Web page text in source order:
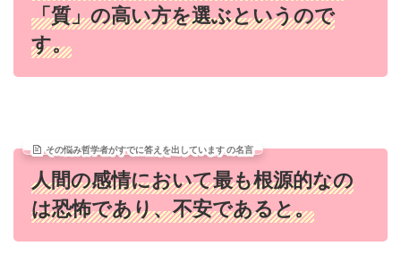
「質」の高い方を選ぶというので
す。
その悩み哲学者がすでに答えを出しています の名言
人間の感情において最も根源的なの
は恐怖であり、不安であると。